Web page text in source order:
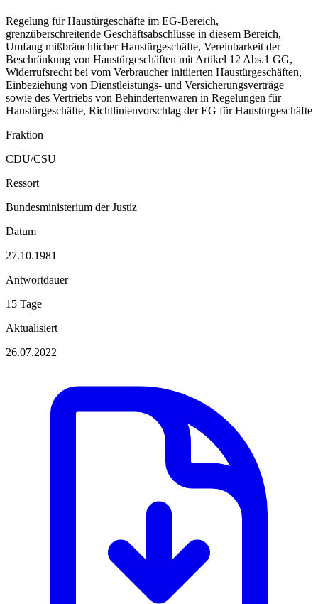
Regelung für Haustürgeschäfte im EG-Bereich,
grenzüberschreitende Geschäftsabschlüsse in diesem Bereich,
Umfang mißbräuchlicher Haustürgeschäfte, Vereinbarkeit der
Beschränkung von Haustürgeschäften mit Artikel 12 Abs.1 GG,
Widerrufsrecht bei vom Verbraucher initiierten Haustürgeschäften,
Einbeziehung von Dienstleistungs- und Versicherungsverträge
sowie des Vertriebs von Behindertenwaren in Regelungen für
Haustürgeschäfte, Richtlinienvorschlag der EG für Haustürgeschäfte
Fraktion
CDU/CSU
Ressort
Bundesministerium der Justiz
Datum
27.10.1981
Antwortdauer
15 Tage
Aktualisiert
26.07.2022